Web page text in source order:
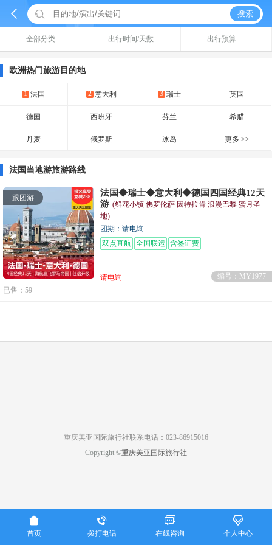
  搜索
全部分类 出行时间/天数 出行预算
欧洲热门旅游目的地
1 法国 2 意大利 3 瑞士 英国
德国 西班牙 芬兰 希腊
丹麦 俄罗斯 冰岛 更多 >>
法国当地游旅游路线
跟团游
法国◆瑞士◆意大利◆德国四国经典12天
游 (鲜花小镇 佛罗伦萨 因特拉肯 浪漫巴黎 蜜月圣
地)
团期：请电询
双点直航 全国联运 含签证费
请电询
编号：MY1977
已售：59
重庆美亚国际旅行社联系电话：023-86915016
Copyright ©重庆美亚国际旅行社

首页

拨打电话

在线咨询

个人中心